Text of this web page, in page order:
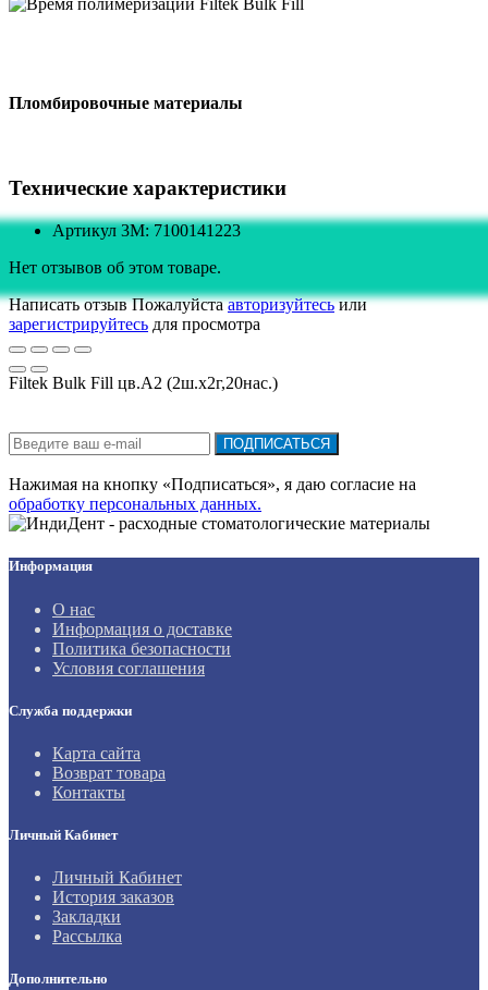
Пломбировочные материалы
Технические характеристики
Артикул 3M: 7100141223
Нет отзывов об этом товаре.
Написать отзывПожалуйстаавторизуйтесьили
зарегистрируйтесь для просмотра
Filtek Bulk Fill цв.А2 (2ш.х2г,20нас.)
ПОДПИСАТЬСЯ
Нажимая на кнопку «Подписаться», я даю cогласие на
обработку персональных данных.
Информация
О нас
Информация о доставке
Политика безопасности
Условия соглашения
Служба поддержки
Карта сайта
Возврат товара
Контакты
Личный Кабинет
Личный Кабинет
История заказов
Закладки
Рассылка
Дополнительно